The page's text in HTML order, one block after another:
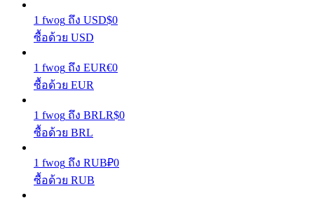
รับรางวัลการแข่งขันทุกวัน
การปักหลัก
1 fwog ถึง USD$0
ซื้อด้วย USD
1 fwog ถึง EUR€0
ซื้อด้วย EUR
1 fwog ถึง BRLR$0
ซื้อด้วย BRL
1 fwog ถึง RUB₽0
ซื้อด้วย RUB